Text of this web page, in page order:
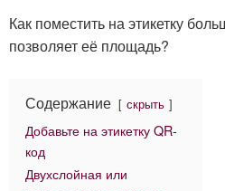
Как поместить на этикетку
позволяет её площадь?
Содержание скрыть
Добавьте на этикетку QR-
код
Двухслойная или